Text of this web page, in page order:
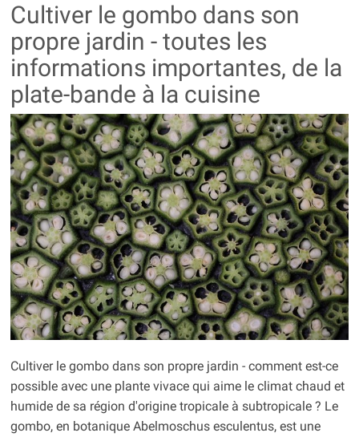
Cultiver le gombo dans son
propre jardin - toutes les
informations importantes, de la
plate-bande à la cuisine
Cultiver le gombo dans son propre jardin - comment est-ce
possible avec une plante vivace qui aime le climat chaud et
humide de sa région d'origine tropicale à subtropicale ? Le
gombo, en botanique Abelmoschus esculentus, est une